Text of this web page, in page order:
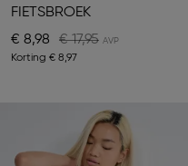
FIETSBROEK
€ 8,98
€ 17,95
Korting € 8,97